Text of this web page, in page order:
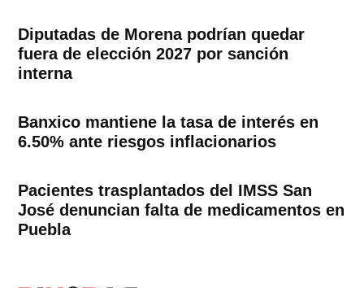
Diputadas de Morena podrían quedar
fuera de elección 2027 por sanción
interna
Banxico mantiene la tasa de interés en
6.50% ante riesgos inflacionarios
Pacientes trasplantados del IMSS San
José denuncian falta de medicamentos en
Puebla